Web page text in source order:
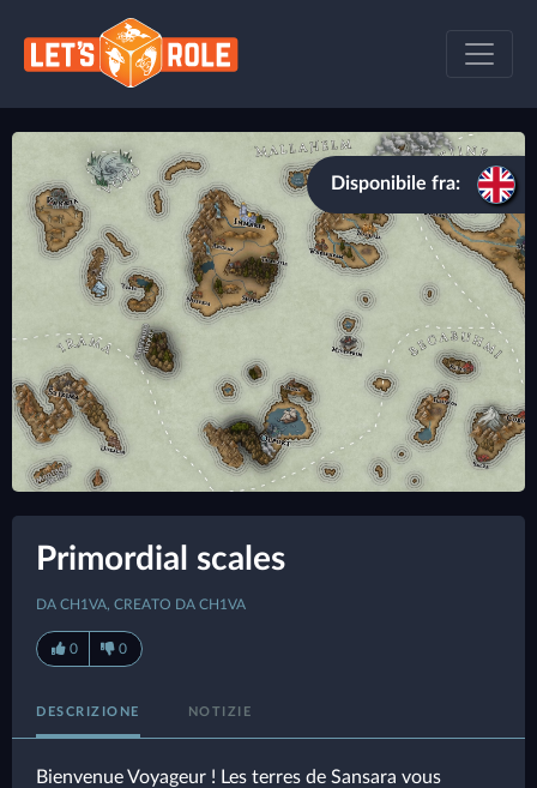
Disponibile fra:
Primordial scales
DA CH1VA, CREATO DA CH1VA
0 0
DESCRIZIONE NOTIZIE
Bienvenue Voyageur ! Les terres de Sansara vous